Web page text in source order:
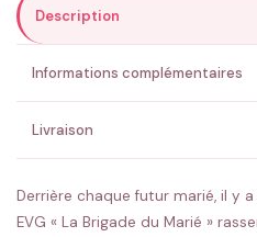
ENVOYER MA
💚 Retour sous 24-48h🇫🇷 Flocage en
Description
Informations complémentaires
Livraison
Derrière chaque futur marié, il y
EVG « La Brigade du Marié »